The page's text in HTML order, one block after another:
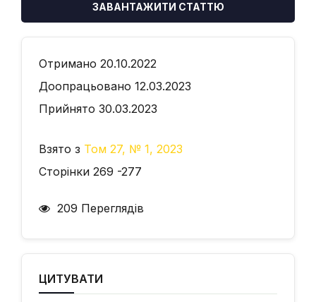
ЗАВАНТАЖИТИ СТАТТЮ
Отримано 20.10.2022
Доопрацьовано 12.03.2023
Прийнято 30.03.2023
Взято з Том 27, № 1, 2023
Сторінки 269 -277
209 Переглядів
ЦИТУВАТИ